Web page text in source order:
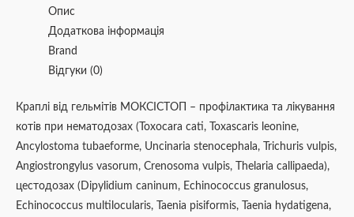
Опис
Додаткова інформація
Brand
Відгуки (0)
Краплі від гельмітів МОКСІСТОП – профілактика та лікування
котів при нематодозах (Toxocara cati, Toxascaris leonine,
Ancylostoma tubaeforme, Uncinaria stenocephala, Trichuris vulpis,
Angiostrongylus vasorum, Crenosoma vulpis, Thelaria callipaeda),
цестодозах (Dipylidium caninum, Echinococcus granulosus,
Echinococcus multilocularis, Taenia pisiformis, Taenia hydatigena,